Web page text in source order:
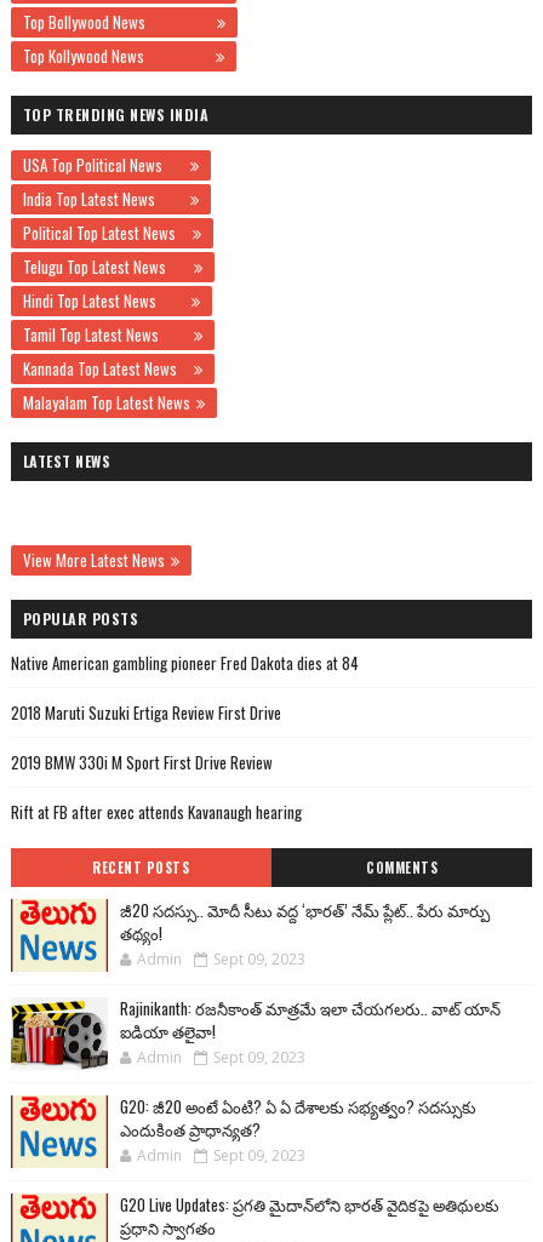
Top Bollywood News
Top Kollywood News
TOP TRENDING NEWS INDIA
USA Top Political News
India Top Latest News
Political Top Latest News
Telugu Top Latest News
Hindi Top Latest News
Tamil Top Latest News
Kannada Top Latest News
Malayalam Top Latest News
LATEST NEWS
View More Latest News
POPULAR POSTS
Native American gambling pioneer Fred Dakota dies at 84
2018 Maruti Suzuki Ertiga Review First Drive
2019 BMW 330i M Sport First Drive Review
Rift at FB after exec attends Kavanaugh hearing
RECENT POSTS COMMENTS
జీ20 సదస్సు.. మోదీ సీటు వద్ద ‘భారత్’ నేమ్ ప్లేట్‌.. పేరు మార్పు
తథ్యం!
Admin Sept 09, 2023
Rajinikanth: రజనీకాంత్ మాత్రమే ఇలా చేయగలరు.. వాట్ యాన్
ఐడియా తలైవా!
Admin Sept 09, 2023
G20: జీ20 అంటే ఏంటి? ఏ ఏ దేశాలకు సభ్యత్వం? సదస్సుకు
ఎందుకింత ప్రాధాన్యత?
Admin Sept 09, 2023
G20 Live Updates: ప్రగతి మైదాన్‌లోని భారత్ వైదికపై అతిథులకు
ప్రధాని స్వాగతం